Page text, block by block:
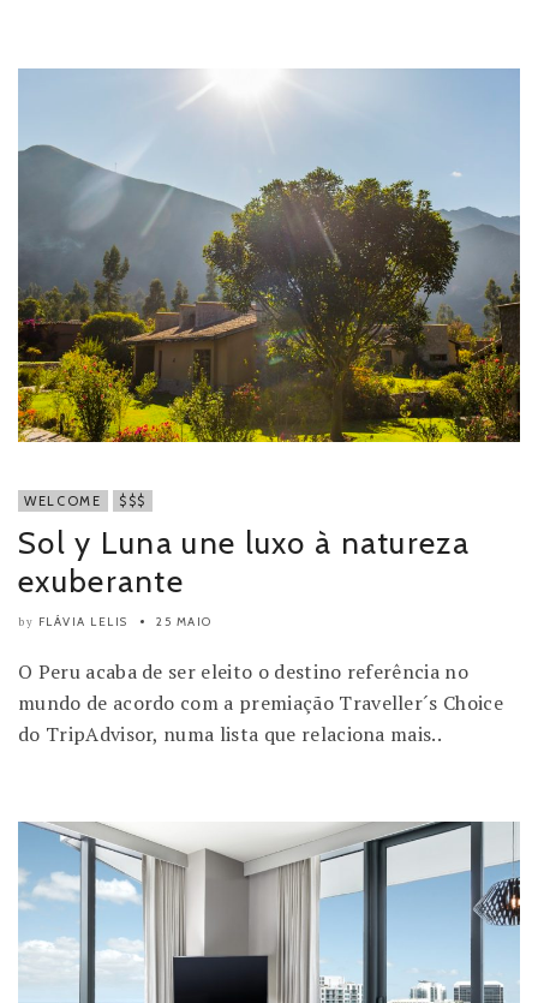
WELCOME $$$
Sol y Luna une luxo à natureza
exuberante
by FLÁVIA LELIS 25 MAIO
O Peru acaba de ser eleito o destino referência no
mundo de acordo com a premiação Traveller´s Choice
do TripAdvisor, numa lista que relaciona mais..